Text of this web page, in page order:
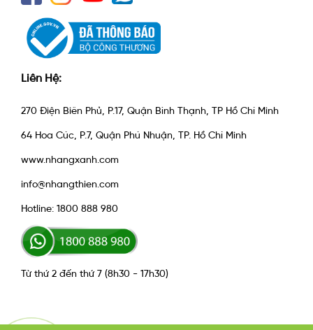
Liên Hệ:
270 Điện Biên Phủ, P.17, Quận Bình Thạnh, TP Hồ Chí Minh
64 Hoa Cúc, P.7, Quận Phú Nhuận, TP. Hồ Chí Minh
www.nhangxanh.com
info@nhangthien.com
Hotline: 1800 888 980
Từ thứ 2 đến thứ 7 (8h30 - 17h30)